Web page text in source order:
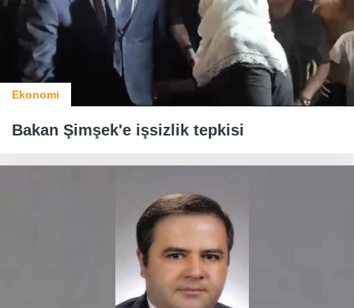
Ekonomi
Bakan Şimşek'e işsizlik tepkisi